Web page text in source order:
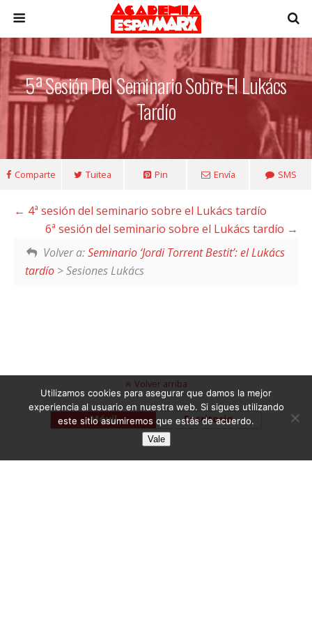
5ª Sesión Del Seminario Sobre El Lukács
Tardío
Comparte Tuitea Pin Envía SMS
4ª sesión del seminario sobre el Lukács tardío
6ª sesión del seminario sobre el Lukács tardío
Volver a:Seminario ‘Jordi Torrent Bestit’: el Lukács
tardío > Sesiones Lukács
Volver arriba
Móvil Escritorio
Utilizamos cookies para asegurar que damos la mejor
experiencia al usuario en nuestra web. Si sigues utilizando
este sitio asumiremos que estás de acuerdo.
Vale